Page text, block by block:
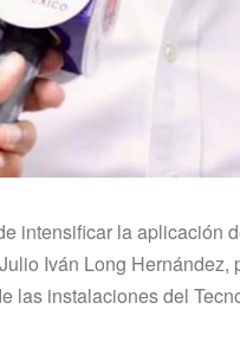
intensificar la aplicación
Iván Long
las instalaciones del